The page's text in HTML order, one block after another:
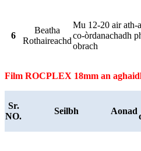
6
Beatha
Rothaireachd
Mu 12-20 air ath-
co-òrdanachadh
obrach
Film ROCPLEX 18mm an
Sr.
NO.
Seilbh Aonad